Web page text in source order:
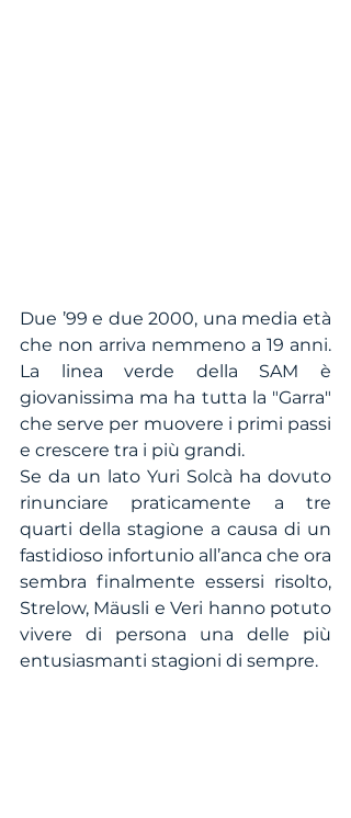
Due ’99 e due 2000, una media età
che non arriva nemmeno a 19 anni.
La linea verde della SAM è
giovanissima ma ha tutta la "Garra"
che serve per muovere i primi passi
e crescere tra i più grandi.
Se da un lato Yuri Solcà ha dovuto
rinunciare praticamente a tre
quarti della stagione a causa di un
fastidioso infortunio all’anca che ora
sembra finalmente essersi risolto,
Strelow, Mäusli e Veri hanno potuto
vivere di persona una delle più
entusiasmanti stagioni di sempre.